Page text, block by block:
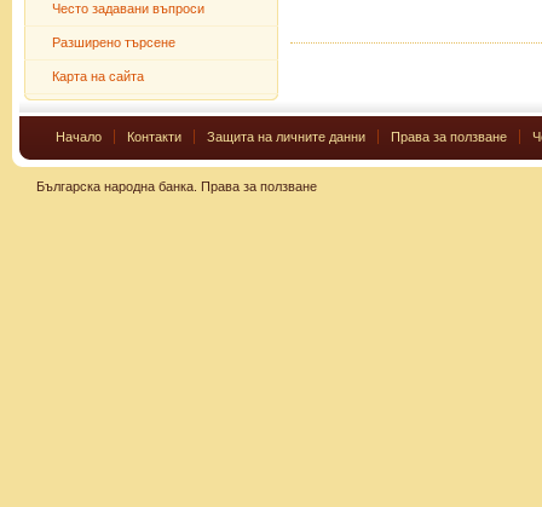
Често задавани въпроси
Разширено търсене
Карта на сайта
Начало Контакти Защита на личните данни Права за ползване
Българска народна банка. Права за ползване